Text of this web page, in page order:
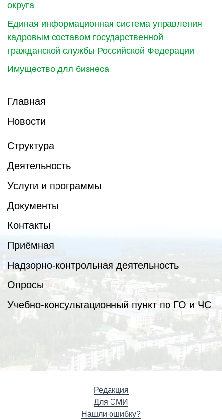
округа
Единая информационная система управления
кадровым составом государственной
гражданской службы Российской Федерации
Имущество для бизнеса
Главная
Новости
Структура
Деятельность
Услуги и программы
Документы
Контакты
Приёмная
Надзорно-контрольная деятельность
Опросы
Учебно-консультационный пункт по ГО и ЧС
Редакция
Для СМИ
Нашли ошибку?